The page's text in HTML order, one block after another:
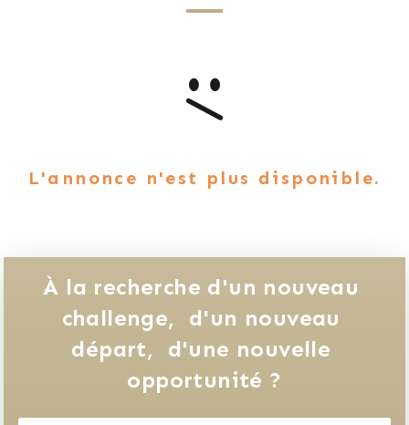
L'annonce n'est plus disponible.
À la recherche d'un nouveau
challenge,
d'un nouveau
départ,
d'une nouvelle
opportunité ?